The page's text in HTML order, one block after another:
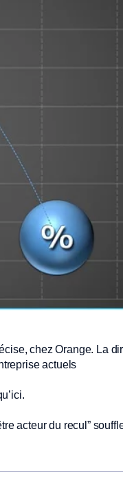
chez Orange. La
actuels
acteur du recul”